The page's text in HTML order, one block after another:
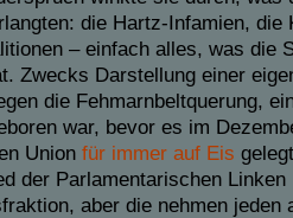
die Hartz-Infamien, die
– einfach alles, was die
Zwecks Darstellung einer
die Fehmarnbeltquerung,
war, bevor es im
Union für immer auf Eis
der Parlamentarischen Linken
aber die nehmen jeden